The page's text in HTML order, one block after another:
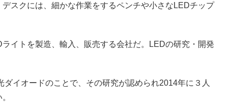
スクには、細かな作業をするペンチや小さなLEDチップ
ライトを製造、輸入、販売する会社だ。LEDの研究・開発
イオードのことで、その研究が認められ2014年に３人